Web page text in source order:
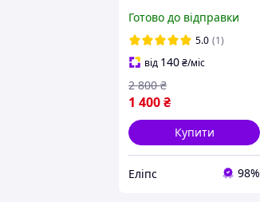
Дивні Дива, ОСД Funko
Pop Max Mall №1243
Stranger Things, 10 см
Готово до відправки
5.0 (1)
від 140₴/міс
1 400₴
2 800 ₴
Купити
Еліпс 98%